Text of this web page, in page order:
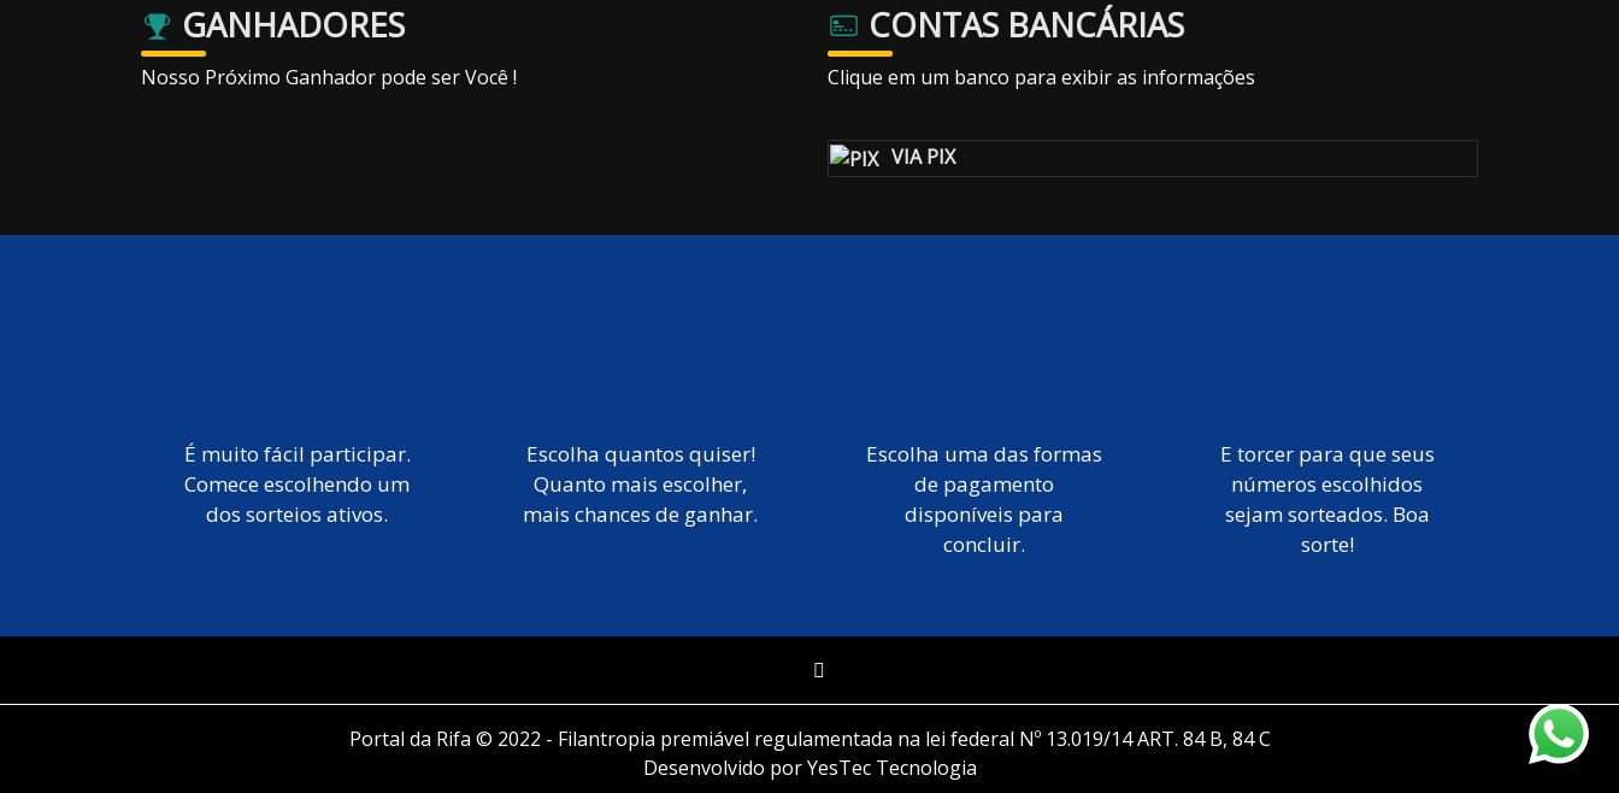
GANHADORES
Nosso Próximo Ganhador pode ser Você !
CONTAS BANCÁRIAS
Clique em um banco para exibir as informações
VIA PIX
É muito fácil participar.
Comece escolhendo um
dos sorteios ativos.
Escolha quantos quiser!
Quanto mais escolher,
mais chances de ganhar.
Escolha uma das formas
de pagamento
disponíveis para
concluir.
E torcer para que seus
números escolhidos
sejam sorteados. Boa
sorte!
Portal da Rifa © 2022 - Filantropia premiável regulamentada na lei federal Nº 13.019/14 ART. 84 B, 84 C
Desenvolvido por YesTec Tecnologia